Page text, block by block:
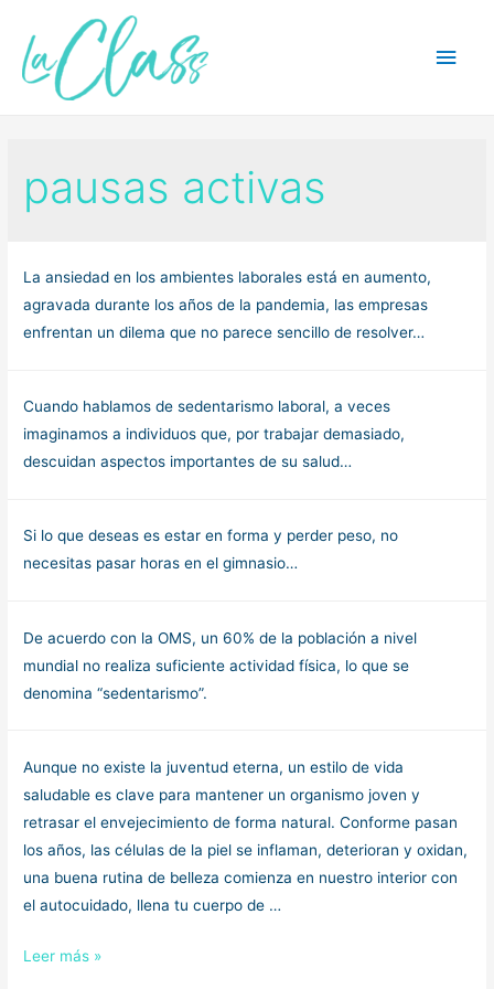
contenido
pausas activas
La ansiedad en los ambientes laborales está en aumento,
agravada durante los años de la pandemia, las empresas
enfrentan un dilema que no parece sencillo de resolver…
Cuando hablamos de sedentarismo laboral, a veces
imaginamos a individuos que, por trabajar demasiado,
descuidan aspectos importantes de su salud…
Si lo que deseas es estar en forma y perder peso, no
necesitas pasar horas en el gimnasio…
De acuerdo con la OMS, un 60% de la población a nivel
mundial no realiza suficiente actividad física, lo que se
denomina “sedentarismo”.
Aunque no existe la juventud eterna, un estilo de vida
saludable es clave para mantener un organismo joven y
retrasar el envejecimiento de forma natural. Conforme pasan
los años, las células de la piel se inflaman, deterioran y oxidan,
una buena rutina de belleza comienza en nuestro interior con
el autocuidado, llena tu cuerpo de …
Prolonga
Leer más »